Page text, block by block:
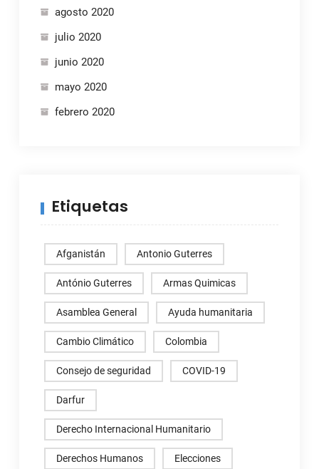
agosto 2020
julio 2020
junio 2020
mayo 2020
febrero 2020
Etiquetas
Afganistán Antonio Guterres
António Guterres Armas Quimicas
Asamblea General Ayuda humanitaria
Cambio Climático Colombia
Consejo de seguridad COVID-19
Darfur
Derecho Internacional Humanitario
Derechos Humanos Elecciones